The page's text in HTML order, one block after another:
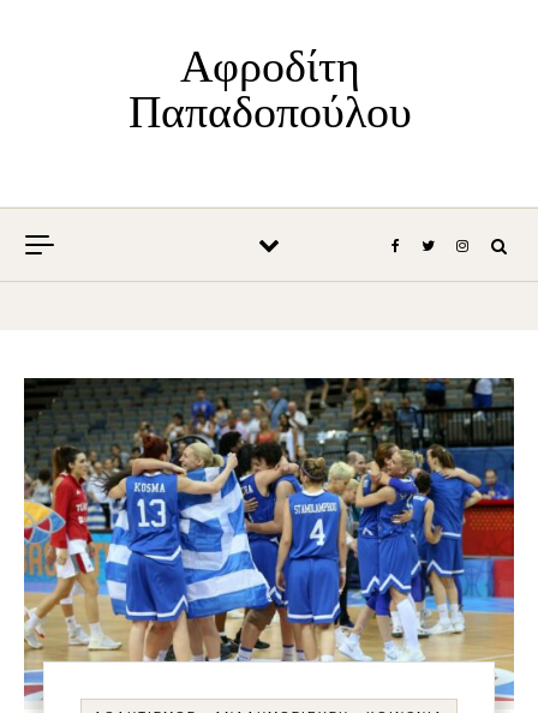
Αφροδίτη
Παπαδοπούλου